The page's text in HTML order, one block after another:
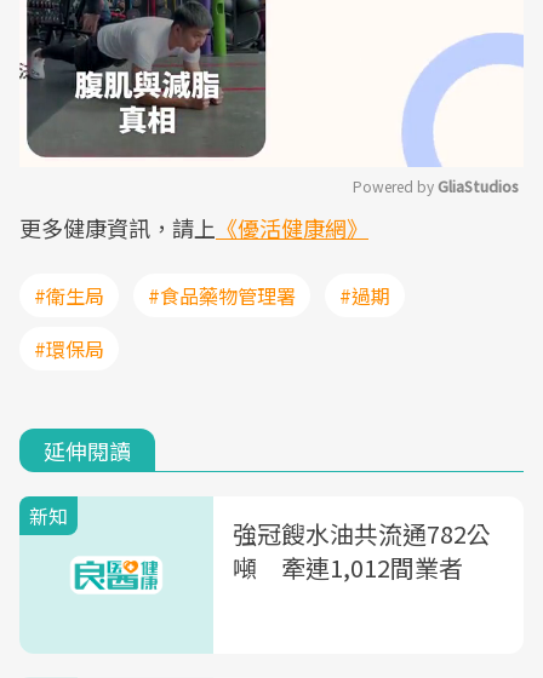
Powered by GliaStudios
更多健康資訊，請上 《優活健康網》
#衛生局 #食品藥物管理署
#過期
#環保局
延伸閱讀
新知
強冠餿水油共流通782公
噸 牽連1,012間業者